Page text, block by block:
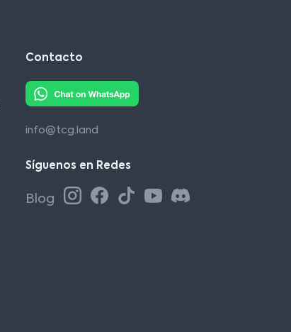
Contacto
info@tcg.land
Síguenos en Redes
Blog